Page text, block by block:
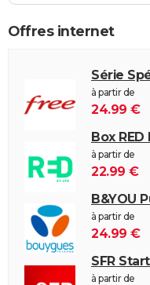
Offres internet
Série
à partir de
24.99 €
Box RED
à partir de
22.99 €
B&YOU
à partir de
24.99 €
SFR
à partir de